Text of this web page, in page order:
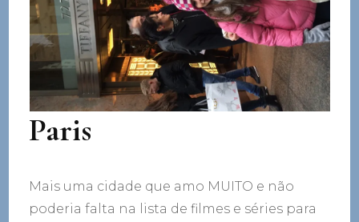
Paris
Mais uma cidade que amo MUITO e não
poderia falta na lista de filmes e séries para